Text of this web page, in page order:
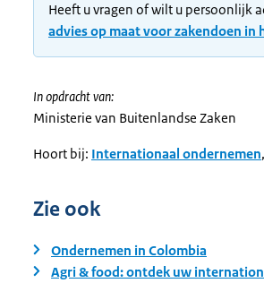
Heeft u vragen of wilt u persoonlijk
advies op maat voor zakendoen in
In opdracht van:
Ministerie van Buitenlandse Zaken
Hoort bij: Internationaal ondernemen,
Zie ook
Ondernemen in Colombia
Agri & food: ontdek uw